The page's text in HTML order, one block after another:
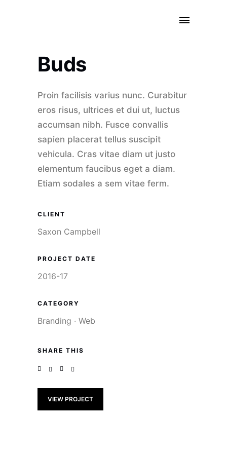
Buds
Proin facilisis varius nunc. Curabitur
eros risus, ultrices et dui ut, luctus
accumsan nibh. Fusce convallis
sapien placerat tellus suscipit
vehicula. Cras vitae diam ut justo
elementum faucibus eget a diam.
Etiam sodales a sem vitae ferm.
CLIENT
Saxon Campbell
PROJECT DATE
2016-17
CATEGORY
Branding · Web
SHARE THIS
VIEW PROJECT